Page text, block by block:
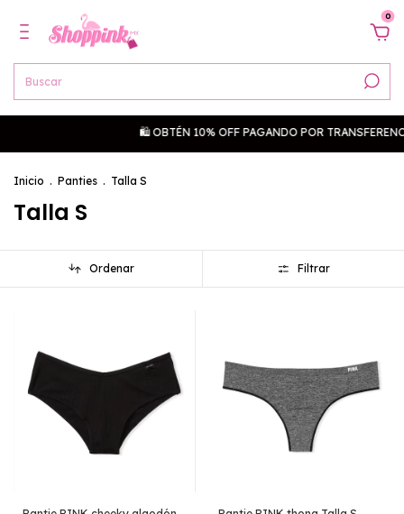
0
🛍 OBTÉN 10% OFF PAGANDO POR TRANSFERENCIA 🛍
Inicio . Panties . Talla S
Talla S
Ordenar Filtrar